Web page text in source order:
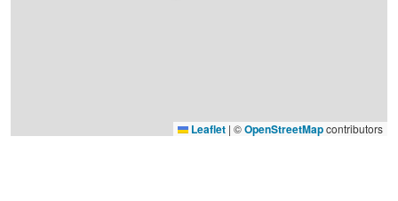
Leaflet | ©OpenStreetMapcontributors